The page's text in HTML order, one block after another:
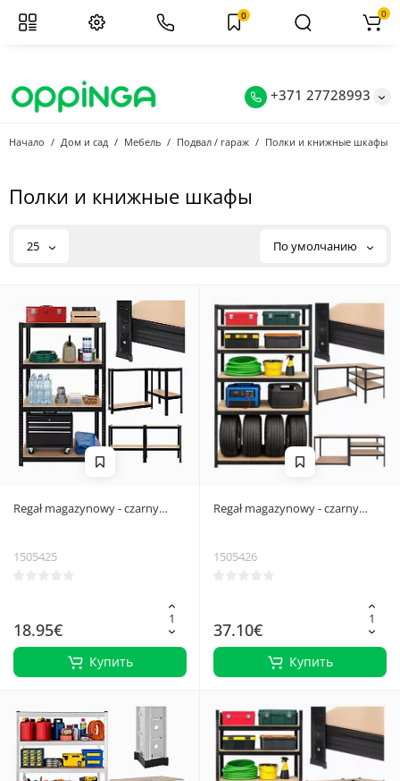
+371 27728993
0 0
Начало Дом и сад Мебель Подвал / гараж Полки и книжные шкафы
Полки и книжные шкафы
25 По умолчанию
Regał magazynowy - czarny
1505425
18.95€
Купить
Regał magazynowy - czarny
1505426
37.10€
Купить